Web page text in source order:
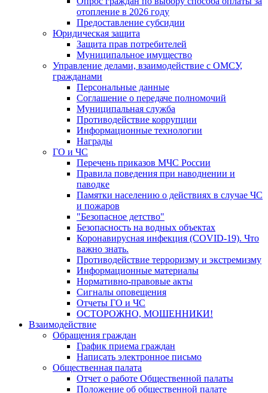
отопление в 2026 году
Предоставление субсидии
Юридическая защита
Защита прав потребителей
Муниципальное имущество
Управление делами, взаимодействие с ОМСУ,
гражданами
Персональные данные
Соглашение о передаче полномочий
Муниципальная служба
Противодействие коррупции
Информационные технологии
Награды
ГО и ЧС
Перечень приказов МЧС России
Правила поведения при наводнении и
паводке
Памятки населению о действиях в случае ЧС
и пожаров
"Безопасное детство"
Безопасность на водных объектах
Коронавирусная инфекция (COVID-19). Что
важно знать.
Противодействие терроризму и экстремизму
Информационные материалы
Нормативно-правовые акты
Сигналы оповещения
Отчеты ГО и ЧС
ОСТОРОЖНО, МОШЕННИКИ!
Взаимодействие
Обращения граждан
График приема граждан
Написать электронное письмо
Общественная палата
Отчет о работе Общественной палаты
Положение об общественной палате